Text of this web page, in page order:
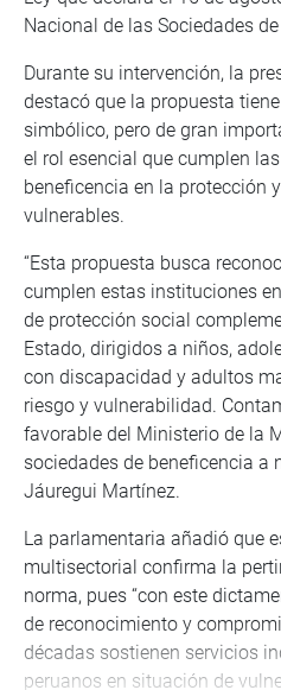
Nacional de las Sociedades
Durante su intervención, la
destacó que la propuesta
simbólico, pero de gran
el rol esencial que cumplen
beneficencia en la protección
vulnerables.
“Esta propuesta busca
cumplen estas instituciones
de protección social
Estado, dirigidos a niños,
con discapacidad y adultos
riesgo y vulnerabilidad.
favorable del Ministerio de la
sociedades de beneficencia a
Jáuregui Martínez.
La parlamentaria añadió que
multisectorial confirma la
norma, pues “con este
de reconocimiento y
décadas sostienen servicios
peruanos en situación de